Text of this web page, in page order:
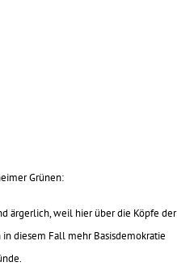
Grünen:
ärgerlich, weil hier über die Köpfe der
diesem Fall mehr Basisdemokratie